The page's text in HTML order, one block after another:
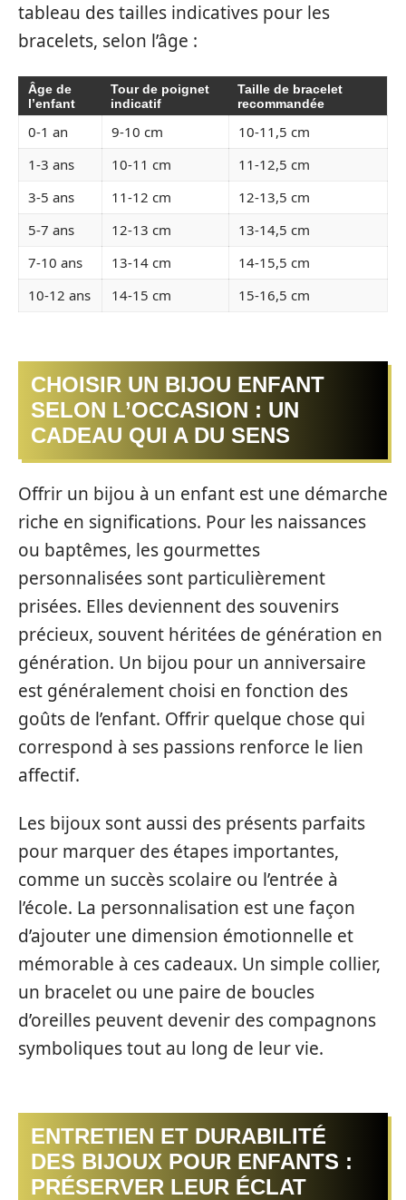
tableau des tailles indicatives pour les
bracelets, selon l’âge :
Âge de
l’enfant
Tour de poignet
indicatif
Taille de bracelet
recommandée
0-1 an 9-10 cm
10-11,5 cm
1-3 ans
10-11 cm
11-12,5 cm
3-5 ans
11-12 cm
12-13,5 cm
5-7 ans
12-13 cm
13-14,5 cm
7-10 ans
13-14 cm
14-15,5 cm
10-12 ans
14-15 cm 15-16,5 cm
CHOISIR UN BIJOU ENFANT
SELON L’OCCASION : UN
CADEAU QUI A DU SENS
Offrir un bijou à un enfant est une démarche
riche en significations. Pour les naissances
ou baptêmes, les gourmettes
personnalisées sont particulièrement
prisées. Elles deviennent des souvenirs
précieux, souvent héritées de génération en
génération. Un bijou pour un anniversaire
est généralement choisi en fonction des
goûts de l’enfant. Offrir quelque chose qui
correspond à ses passions renforce le lien
affectif.
Les bijoux sont aussi des présents parfaits
pour marquer des étapes importantes,
comme un succès scolaire ou l’entrée à
l’école. La personnalisation est une façon
d’ajouter une dimension émotionnelle et
mémorable à ces cadeaux. Un simple collier,
un bracelet ou une paire de boucles
d’oreilles peuvent devenir des compagnons
symboliques tout au long de leur vie.
ENTRETIEN ET DURABILITÉ
DES BIJOUX POUR ENFANTS :
PRÉSERVER LEUR ÉCLAT